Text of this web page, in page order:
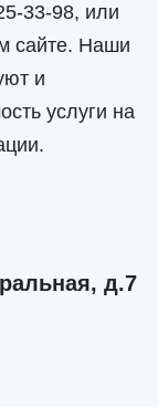
33-98, или
сайте. Наши
и
услуги на
д.7